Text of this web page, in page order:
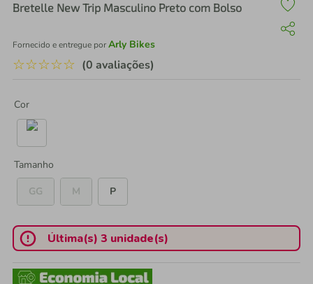
Bretelle New Trip Masculino Preto com Bolso
Fornecido e entregue porArly Bikes
☆☆☆☆☆ (0 avaliações)
Cor
Tamanho
GG
M P
Última(s) 3 unidade(s)